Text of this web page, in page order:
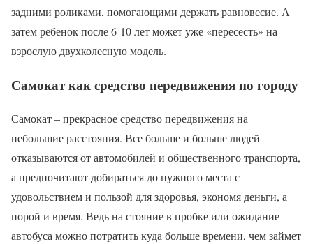
задними роликами, помогающими держать равновесие. А
затем ребенок после 6-10 лет может уже «пересесть» на
взрослую двухколесную модель.
Самокат как средство передвижения по городу
Самокат – прекрасное средство передвижения на
небольшие расстояния. Все больше и больше людей
отказываются от автомобилей и общественного транспорта,
а предпочитают добираться до нужного места с
удовольствием и пользой для здоровья, экономя деньги, а
порой и время. Ведь на стояние в пробке или ожидание
автобуса можно потратить куда больше времени, чем займет